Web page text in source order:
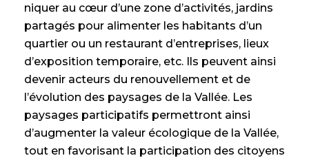
niquer au cœur d’une zone d’activités, jardins
partagés pour alimenter les habitants d’un
quartier ou un restaurant d’entreprises, lieux
d’exposition temporaire, etc. Ils peuvent ainsi
devenir acteurs du renouvellement et de
l’évolution des paysages de la Vallée. Les
paysages participatifs permettront ainsi
d’augmenter la valeur écologique de la Vallée,
tout en favorisant la participation des citoyens